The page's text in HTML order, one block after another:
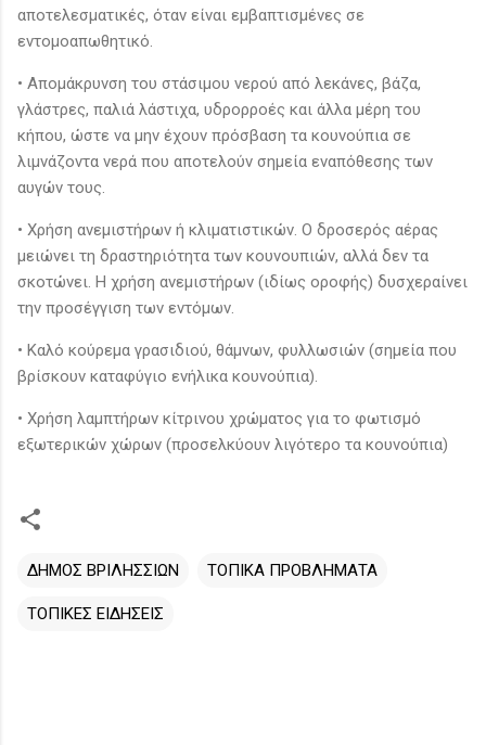
αποτελεσματικές, όταν είναι εμβαπτισμένες σε
εντομοαπωθητικό.
• Απομάκρυνση του στάσιμου νερού από λεκάνες, βάζα,
γλάστρες, παλιά λάστιχα, υδρορροές και άλλα μέρη του
κήπου, ώστε να μην έχουν πρόσβαση τα κουνούπια σε
λιμνάζοντα νερά που αποτελούν σημεία εναπόθεσης των
αυγών τους.
• Χρήση ανεμιστήρων ή κλιματιστικών. Ο δροσερός αέρας
μειώνει τη δραστηριότητα των κουνουπιών, αλλά δεν τα
σκοτώνει. Η χρήση ανεμιστήρων (ιδίως οροφής) δυσχεραίνει
την προσέγγιση των εντόμων.
• Καλό κούρεμα γρασιδιού, θάμνων, φυλλωσιών (σημεία που
βρίσκουν καταφύγιο ενήλικα κουνούπια).
• Χρήση λαμπτήρων κίτρινου χρώματος για το φωτισμό
εξωτερικών χώρων (προσελκύουν λιγότερο τα κουνούπια)
ΔΗΜΟΣ ΒΡΙΛΗΣΣΙΩΝ ΤΟΠΙΚΑ ΠΡΟΒΛΗΜΑΤΑ
ΤΟΠΙΚΕΣ ΕΙΔΗΣΕΙΣ